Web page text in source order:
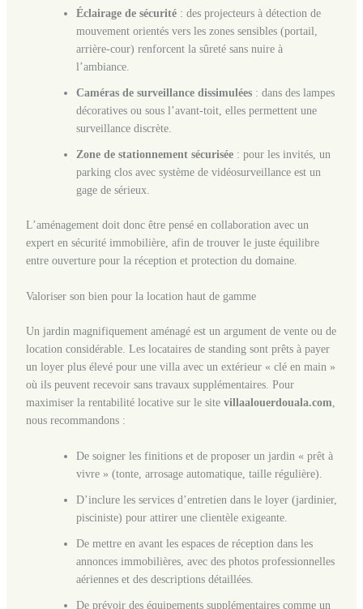
Éclairage de sécurité: des projecteurs à détection de
mouvement orientés vers les zones sensibles (portail,
arrière-cour) renforcent la sûreté sans nuire à
l’ambiance.
Caméras de surveillance dissimulées: dans des lampes
décoratives ou sous l’avant-toit, elles permettent une
surveillance discrète.
Zone de stationnement sécurisée: pour les invités, un
parking clos avec système de vidéosurveillance est un
gage de sérieux.
L’aménagement doit donc être pensé en collaboration avec un
expert en sécurité immobilière, afin de trouver le juste équilibre
entre ouverture pour la réception et protection du domaine.
Valoriser son bien pour la location haut de gamme
Un jardin magnifiquement aménagé est un argument de vente ou de
location considérable. Les locataires de standing sont prêts à payer
un loyer plus élevé pour une villa avec un extérieur « clé en main »
où ils peuvent recevoir sans travaux supplémentaires. Pour
maximiser la rentabilité locative sur le site villaalouerdouala.com,
nous recommandons :
De soigner les finitions et de proposer un jardin « prêt à
vivre » (tonte, arrosage automatique, taille régulière).
D’inclure les services d’entretien dans le loyer (jardinier,
pisciniste) pour attirer une clientèle exigeante.
De mettre en avant les espaces de réception dans les
annonces immobilières, avec des photos professionnelles
aériennes et des descriptions détaillées.
De prévoir des équipements supplémentaires comme un